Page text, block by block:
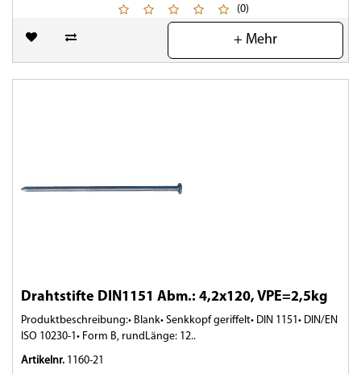
(0)
+ Mehr
Drahtstifte DIN1151 Abm.: 4,2x120, VPE=2,5kg
Produktbeschreibung:• Blank• Senkkopf geriffelt• DIN 1151• DIN/EN
ISO 10230-1• Form B, rundLänge: 12..
Artikelnr. 1160-21